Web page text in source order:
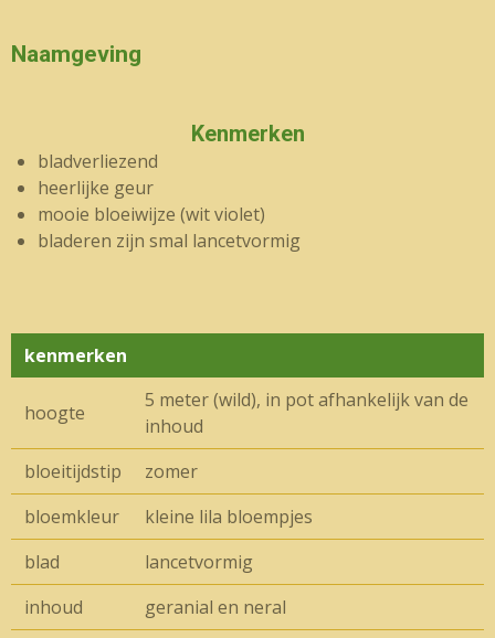
Naamgeving
Kenmerken
bladverliezend
heerlijke geur
mooie bloeiwijze (wit violet)
bladeren zijn smal lancetvormig
kenmerken
hoogte
5 meter (wild), in pot afhankelijk van de
inhoud
bloeitijdstip
zomer
bloemkleur
kleine lila bloempjes
blad
lancetvormig
inhoud
geranial en neral